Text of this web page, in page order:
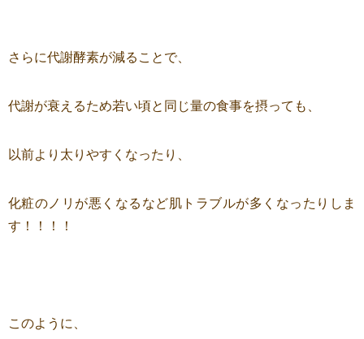
さらに代謝酵素が減ることで、
代謝が衰えるため若い頃と同じ量の食事を摂っても、
以前より太りやすくなったり、
化粧のノリが悪くなるなど肌トラブルが多くなったりしま
す！！！！
このように、